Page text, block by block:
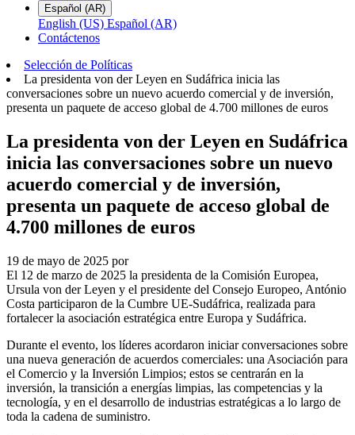
Español (AR)
English (US) Español (AR)
Contáctenos
Selección de Políticas
La presidenta von der Leyen en Sudáfrica inicia las
conversaciones sobre un nuevo acuerdo comercial y de inversión,
presenta un paquete de acceso global de 4.700 millones de euros
La presidenta von der Leyen en Sudáfrica
inicia las conversaciones sobre un nuevo
acuerdo comercial y de inversión,
presenta un paquete de acceso global de
4.700 millones de euros
19 de mayo de 2025 por
El 12 de marzo de 2025 la presidenta de la Comisión Europea,
Ursula von der Leyen y el presidente del Consejo Europeo, António
Costa participaron de la Cumbre UE-Sudáfrica, realizada para
fortalecer la asociación estratégica entre Europa y Sudáfrica.
Durante el evento, los líderes acordaron iniciar conversaciones sobre
una nueva generación de acuerdos comerciales: una Asociación para
el Comercio y la Inversión Limpios; estos se centrarán en la
inversión, la transición a energías limpias, las competencias y la
tecnología, y en el desarrollo de industrias estratégicas a lo largo de
toda la cadena de suministro.